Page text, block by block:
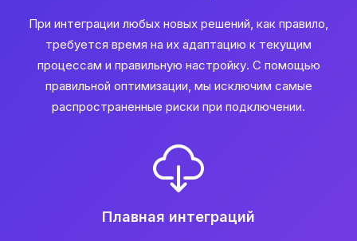
При интеграции любых новых решений, как правило,
требуется время на их адаптацию к текущим
процессам и правильную настройку. С помощью
правильной оптимизации, мы исключим самые
распространенные риски при подключении.
Плавная интеграций